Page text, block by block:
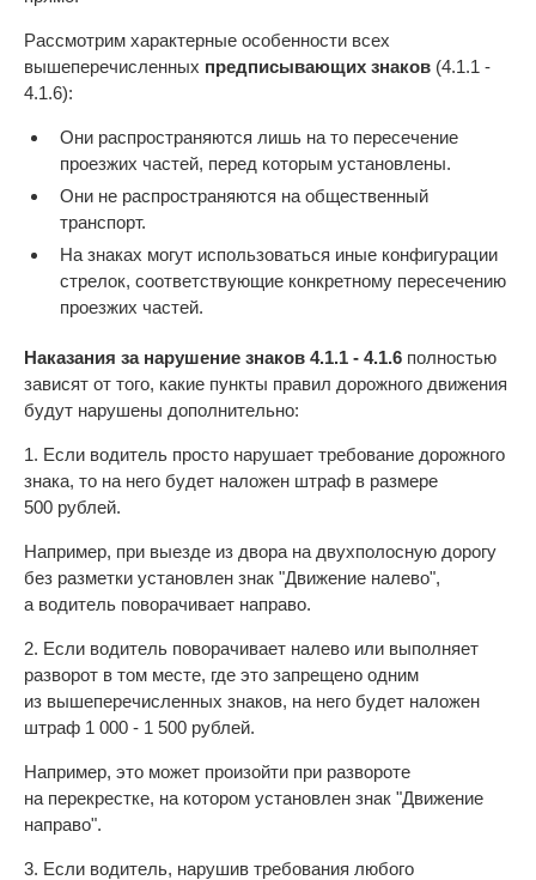
Рассмотрим характерные особенности всех
вышеперечисленных предписывающих знаков (4.1.1 -
4.1.6):
Они распространяются лишь на то пересечение
проезжих частей, перед которым установлены.
Они не распространяются на общественный
транспорт.
На знаках могут использоваться иные конфигурации
стрелок, соответствующие конкретному пересечению
проезжих частей.
Наказания за нарушение знаков 4.1.1 - 4.1.6 полностью
зависят от того, какие пункты правил дорожного движения
будут нарушены дополнительно:
1. Если водитель просто нарушает требование дорожного
знака, то на него будет наложен штраф в размере
500 рублей.
Например, при выезде из двора на двухполосную дорогу
без разметки установлен знак "Движение налево",
а водитель поворачивает направо.
2. Если водитель поворачивает налево или выполняет
разворот в том месте, где это запрещено одним
из вышеперечисленных знаков, на него будет наложен
штраф 1 000 - 1 500 рублей.
Например, это может произойти при развороте
на перекрестке, на котором установлен знак "Движение
направо".
3. Если водитель, нарушив требования любого